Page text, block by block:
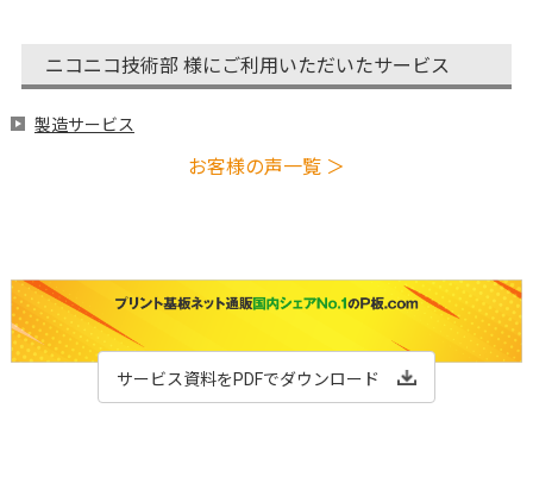
ニコニコ技術部 様にご利用いただいたサービス
製造サービス
お客様の声一覧 ＞
サービス資料をPDFでダウンロード